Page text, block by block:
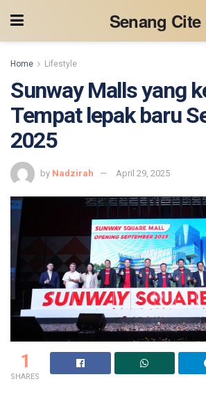
Senang Cite
Home Lifestyle
Sunway Malls yang
Tempat lepak baru
2025
by Nadzirah April 29, 2025
1
SHARES